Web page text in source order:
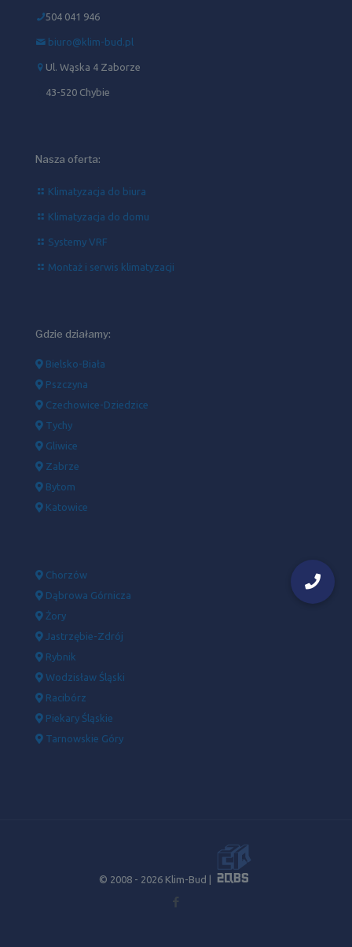
504 041 946‬
biuro@klim-bud.pl
Ul. Wąska 4 Zaborze
43-520 Chybie
Nasza oferta:
Klimatyzacja do biura
Klimatyzacja do domu
Systemy VRF
Montaż i serwis klimatyzacji
Gdzie działamy:
Bielsko-Biała
Pszczyna
Czechowice-Dziedzice
Tychy
Gliwice
Zabrze
Bytom
Katowice
Chorzów
Dąbrowa Górnicza
Żory
Jastrzębie-Zdrój
Rybnik
Wodzisław Śląski
Racibórz
Piekary Śląskie
Tarnowskie Góry
© 2008 - 2026 Klim-Bud |